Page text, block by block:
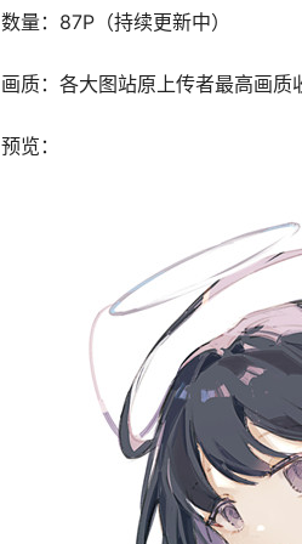
数量：87P（持续更新中）
画质：各大图站原上传者最高画质
预览：